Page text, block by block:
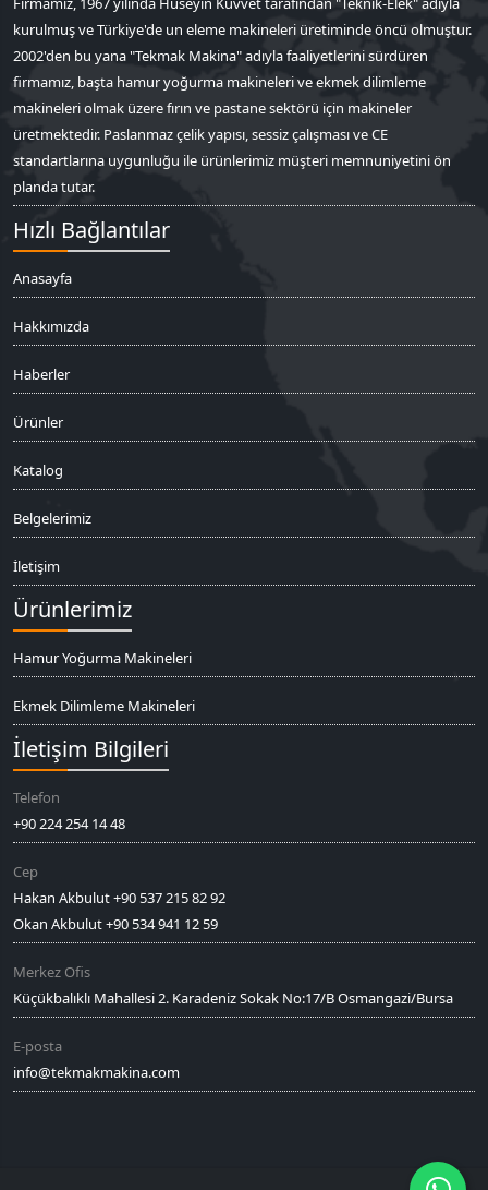
kurulmuş ve Türkiye'de un eleme makineleri üretiminde öncü olmuştur.
2002'den bu yana "Tekmak Makina" adıyla faaliyetlerini sürdüren
firmamız, başta hamur yoğurma makineleri ve ekmek dilimleme
makineleri olmak üzere fırın ve pastane sektörü için makineler
üretmektedir. Paslanmaz çelik yapısı, sessiz çalışması ve CE
standartlarına uygunluğu ile ürünlerimiz müşteri memnuniyetini ön
planda tutar.
Hızlı Bağlantılar
Anasayfa
Hakkımızda
Haberler
Ürünler
Katalog
Belgelerimiz
İletişim
Ürünlerimiz
Hamur Yoğurma Makineleri
Ekmek Dilimleme Makineleri
İletişim Bilgileri
Telefon
+90 224 254 14 48
Cep
Hakan Akbulut +90 537 215 82 92
Okan Akbulut +90 534 941 12 59
Merkez Ofis
Küçükbalıklı Mahallesi 2. Karadeniz Sokak No:17/B Osmangazi/Bursa
E-posta
info@tekmakmakina.com